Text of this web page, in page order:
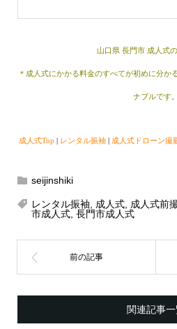
山口県 長門市 成人式
＊成人式にかかる料金のすべてが初めに分か
ナブルです。
成人式Top レンタル振袖 成人式ドローン撮
seijinshiki
レンタル振袖, 成人式, 成人式前
市成人式, 長門市成人式
関連記事